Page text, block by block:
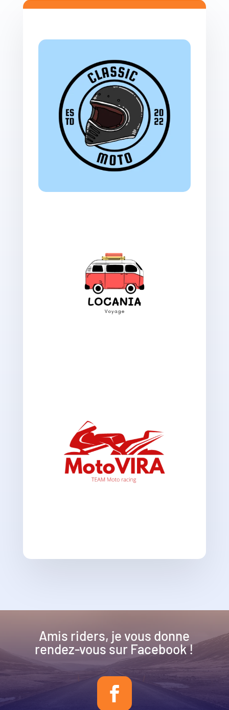
Amis riders, je vous donne
rendez-vous sur Facebook !